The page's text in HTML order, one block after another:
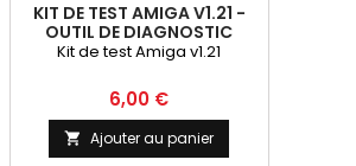
KIT DE TEST AMIGA V1.21 -
OUTIL DE DIAGNOSTIC
ESSENTIEL
Kit de test Amiga v1.21
Prix
6,00 €
 Ajouter au panier